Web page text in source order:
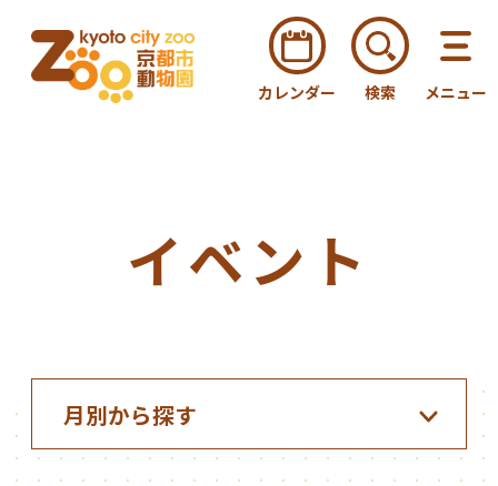
カレンダー 検索 メニュー
イベント